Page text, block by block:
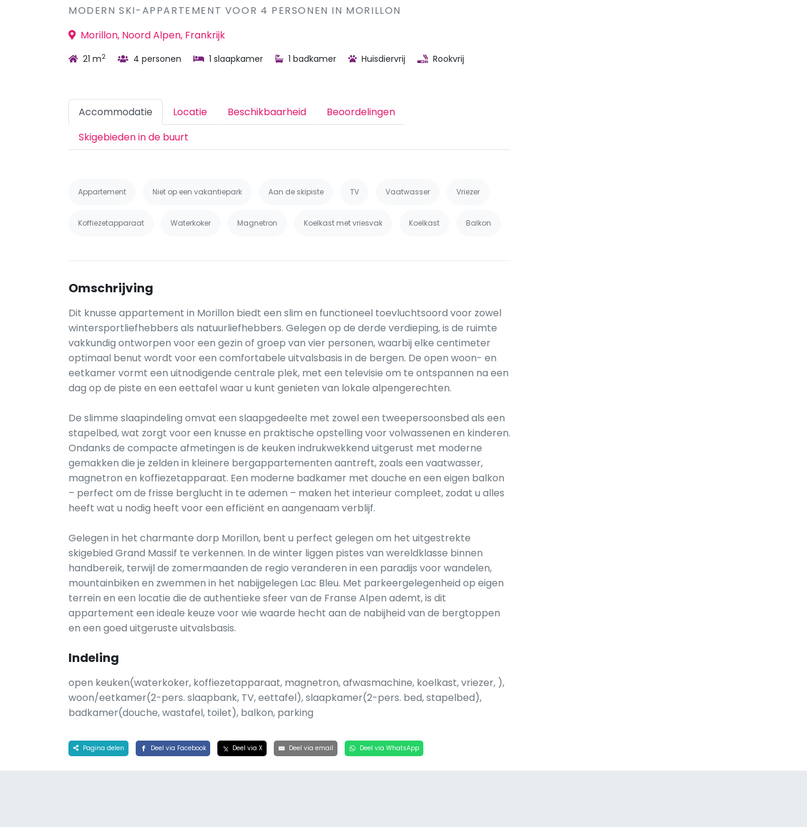
MODERN SKI-APPARTEMENT VOOR 4 PERSONEN IN MORILLON
Morillon, Noord Alpen, Frankrijk
21 m2 4 personen 1 slaapkamer 1 badkamer Huisdiervrij Rookvrij
Accommodatie Locatie Beschikbaarheid
Beoordelingen
Skigebieden in de buurt
Appartement Niet op een vakantiepark Aan de skipiste TV Vaatwasser Vriezer
Koffiezetapparaat Waterkoker Magnetron Koelkast met vriesvak Koelkast Balkon
Omschrijving
Dit knusse appartement in Morillon biedt een slim en functioneel toevluchtsoord voor zowel
wintersportliefhebbers als natuurliefhebbers. Gelegen op de derde verdieping, is de ruimte
vakkundig ontworpen voor een gezin of groep van vier personen, waarbij elke centimeter
optimaal benut wordt voor een comfortabele uitvalsbasis in de bergen. De open woon- en
eetkamer vormt een uitnodigende centrale plek, met een televisie om te ontspannen na een
dag op de piste en een eettafel waar u kunt genieten van lokale alpengerechten.
De slimme slaapindeling omvat een slaapgedeelte met zowel een tweepersoonsbed als een
stapelbed, wat zorgt voor een knusse en praktische opstelling voor volwassenen en kinderen.
Ondanks de compacte afmetingen is de keuken indrukwekkend uitgerust met moderne
gemakken die je zelden in kleinere bergappartementen aantreft, zoals een vaatwasser,
magnetron en koffiezetapparaat. Een moderne badkamer met douche en een eigen balkon
– perfect om de frisse berglucht in te ademen – maken het interieur compleet, zodat u alles
heeft wat u nodig heeft voor een efficiënt en aangenaam verblijf.
Gelegen in het charmante dorp Morillon, bent u perfect gelegen om het uitgestrekte
skigebied Grand Massif te verkennen. In de winter liggen pistes van wereldklasse binnen
handbereik, terwijl de zomermaanden de regio veranderen in een paradijs voor wandelen,
mountainbiken en zwemmen in het nabijgelegen Lac Bleu. Met parkeergelegenheid op eigen
terrein en een locatie die de authentieke sfeer van de Franse Alpen ademt, is dit
appartement een ideale keuze voor wie waarde hecht aan de nabijheid van de bergtoppen
en een goed uitgeruste uitvalsbasis.
Indeling
open keuken(waterkoker, koffiezetapparaat, magnetron, afwasmachine, koelkast, vriezer, ),
woon/eetkamer(2-pers. slaapbank, TV, eettafel), slaapkamer(2-pers. bed, stapelbed),
badkamer(douche, wastafel, toilet), balkon, parking
Pagina delen Deel via Facebook Deel via X Deel via email Deel via WhatsApp